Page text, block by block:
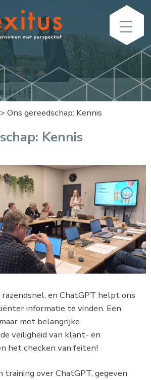
> Ons gereedschap: Kennis
Kennis
en ChatGPT helpt ons
informatie te vinden. Een
met belangrijke
veiligheid van klant- en
het checken van feiten!
training over ChatGPT, gegeven